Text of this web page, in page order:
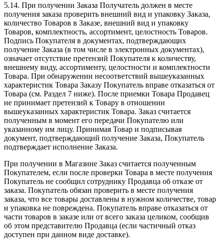
5.14. При получении Заказа Получатель должен в месте
получения заказа проверить внешний вид и упаковку Заказа,
количество Товаров в Заказе, внешний вид и упаковку
Товаров, комплектность, ассортимент, целостность Товаров.
Подпись Покупателя в документах, подтверждающих
получение Заказа (в том числе в электронных документах),
означает отсутствие претензий Покупателя к количеству,
внешнему виду, ассортименту, целостности и комплектности
Товара. При обнаружении несоответствий вышеуказанных
характеристик Товара Заказу Покупатель вправе отказаться от
Товара (см. Раздел 7 ниже). После приемки Товара Продавец
не принимает претензий к Товару в отношении
вышеуказанных характеристик Товара. Заказ считается
полученным в момент его передачи Покупателю или
указанному им лицу. Принимая Товар и подписывая
документ, подтверждающий получение Заказа, Покупатель
подтверждает исполнение Заказа.
При получении в Магазине Заказ считается полученным
Покупателем, если после проверки Товара в месте получения
Покупатель не сообщил сотруднику Продавца об отказе от
заказа. Покупатель обязан проверить в месте получения
заказа, что все товары доставлены в нужном количестве, товар
и упаковка не повреждена. Покупатель вправе отказаться от
части товаров в заказе или от всего заказа целиком, сообщив
об этом представителю Продавца (если частичный отказ
доступен при данном виде доставке).